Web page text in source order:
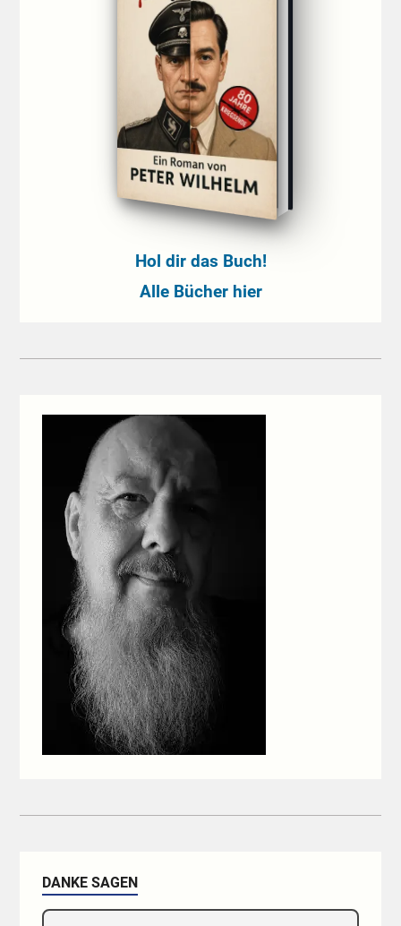
Hol dir das Buch!
Alle Bücher hier
DANKE SAGEN